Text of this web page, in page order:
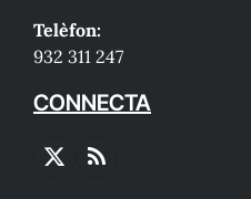
Telèfon:
932 311 247
CONNECTA
X
RSS